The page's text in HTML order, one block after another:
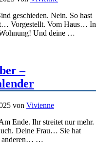
geschieden. Nein. So hast
Vorgestellt. Vom Haus… In
Und deine …
–
von Vivienne
Ende. Ihr streitet nur mehr.
Deine Frau… Sie hat
anderen… …